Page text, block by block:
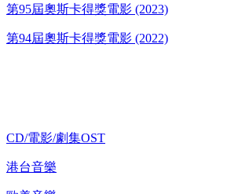
第95屆奧斯卡得獎電影 (2023)
第94屆奧斯卡得獎電影 (2022)
CD/電影/劇集OST
港台音樂